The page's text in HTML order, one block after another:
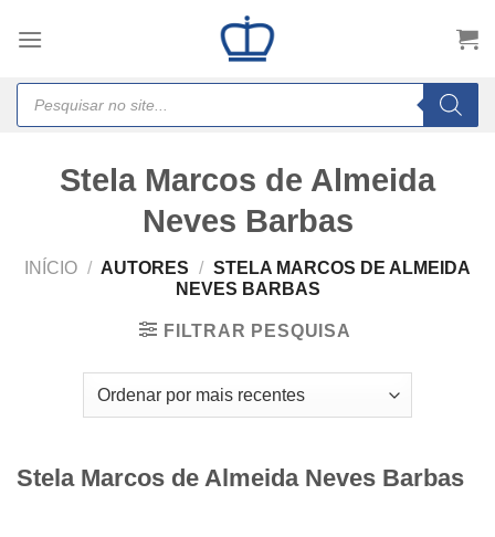
Products
search
Stela Marcos de Almeida
Neves Barbas
INÍCIO / AUTORES / STELA MARCOS DE ALMEIDA
NEVES BARBAS
FILTRAR PESQUISA
Stela Marcos de Almeida Neves Barbas